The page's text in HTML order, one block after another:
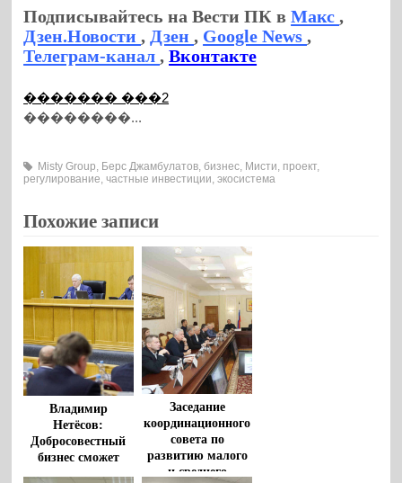
Подписывайтесь на Вести ПК вМакс,
Дзен.Новости, Дзен, Google News,
Телеграм-канал,Вконтакте
������� ���2
��������...
Misty Group, Берс Джамбулатов,бизнес, Мисти, проект,
регулирование,частные инвестиции,экосистема
Похожие записи
Владимир
Нетёсов:
Добросовестный
бизнес сможет
получить в
Заседание
координационного
совета по
развитию малого
и среднего